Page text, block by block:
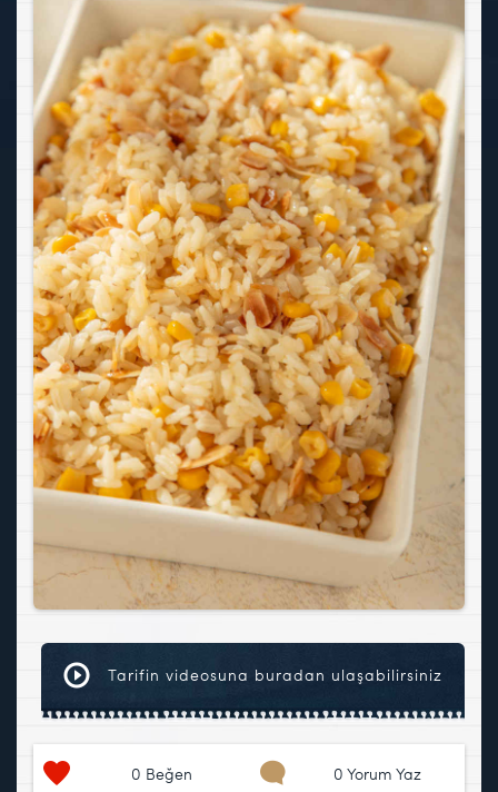
Tarifin videosuna buradan ulaşabilirsiniz
0 Beğen 0 Yorum Yaz